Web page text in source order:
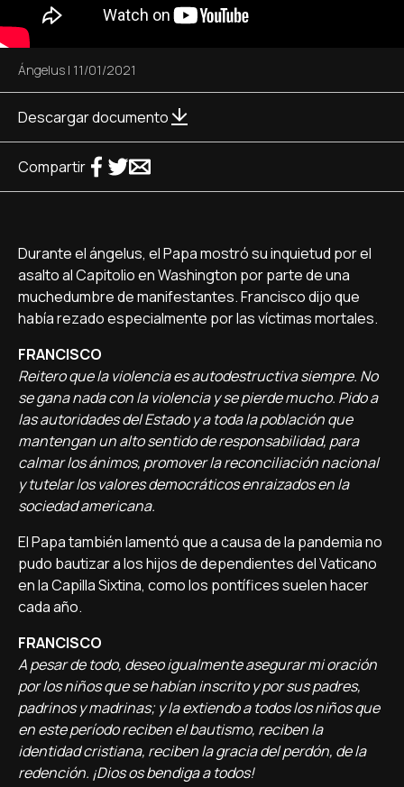
Ángelus | 11/01/2021
Descargar documento
Compartir
Durante el ángelus, el Papa mostró su inquietud por el
asalto al Capitolio en Washington por parte de una
muchedumbre de manifestantes. Francisco dijo que
había rezado especialmente por las víctimas mortales.
FRANCISCO
Reitero que la violencia es autodestructiva siempre. No
se gana nada con la violencia y se pierde mucho. Pido a
las autoridades del Estado y a toda la población que
mantengan un alto sentido de responsabilidad, para
calmar los ánimos, promover la reconciliación nacional
y tutelar los valores democráticos enraizados en la
sociedad americana.
El Papa también lamentó que a causa de la pandemia no
pudo bautizar a los hijos de dependientes del Vaticano
en la Capilla Sixtina, como los pontífices suelen hacer
cada año.
FRANCISCO
A pesar de todo, deseo igualmente asegurar mi oración
por los niños que se habían inscrito y por sus padres,
padrinos y madrinas; y la extiendo a todos los niños que
en este período reciben el bautismo, reciben la
identidad cristiana, reciben la gracia del perdón, de la
redención. ¡Dios os bendiga a todos!